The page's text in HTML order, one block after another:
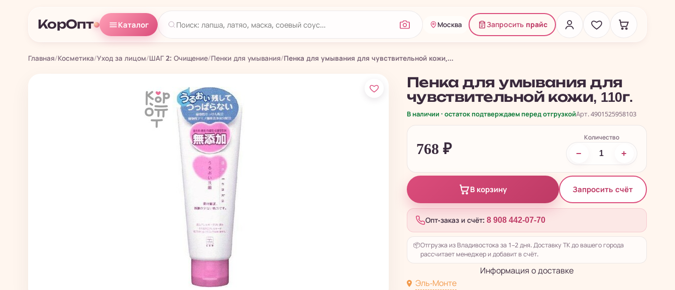
КорОпт Каталог Москва Запросить прайс
Главная/Косметика/Уход за лицом/ШАГ 2: Очищение/Пенки для умывания/Пенка для умывания для чувствительной кожи,...
Пенка для умывания для
чувствительной кожи, 110г.
В наличии · остаток подтверждаем перед отгрузкойАрт. 4901525958103
768 ₽
Количество
− +
В корзину Запросить счёт
Опт-заказ и счёт: 8 908 442-07-70
📦Отгрузка из Владивостока за 1–2 дня. Доставку ТК до вашего города
рассчитает менеджер и добавит в счёт.
Информация о доставке
Эль-Монте